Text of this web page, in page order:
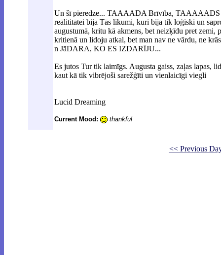
Un šī pieredze... TAAAADA Brīvība,
reālititātei bija Tās likumi, kuri bija tik loģiski un
augustumā, kritu kā akmens, bet neizķīdu pret zemi,
kritienā un lidoju atkal, bet man nav ne vārdu, ne
n JāDARA, KO ES IZDARĪJU...
Es jutos Tur tik laimīgs. Augusta gaiss, zaļas lapas,
kaut kā tik vibrējoši sarežģīti un vienlaicīgi viegli
Lucid Dreaming
Current Mood: thankful
<< Previous